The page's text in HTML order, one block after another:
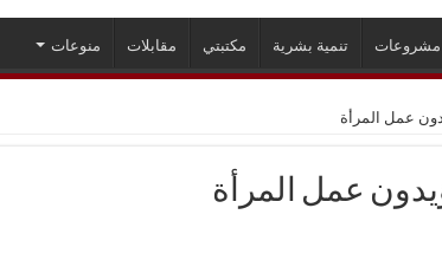
مشروعات تنمية بشرية مكتبتي مقابلات منوعات